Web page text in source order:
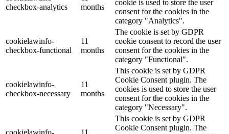
checkbox-analytics
months
cookie is used to store the user
consent for the cookies in the
category "Analytics".
cookielawinfo-
checkbox-functional
11
months
The cookie is set by GDPR
cookie consent to record the user
consent for the cookies in the
category "Functional".
cookielawinfo-
checkbox-necessary
11
months
This cookie is set by GDPR
Cookie Consent plugin. The
cookies is used to store the user
consent for the cookies in the
category "Necessary".
cookielawinfo-
11
This cookie is set by GDPR
Cookie Consent plugin. The